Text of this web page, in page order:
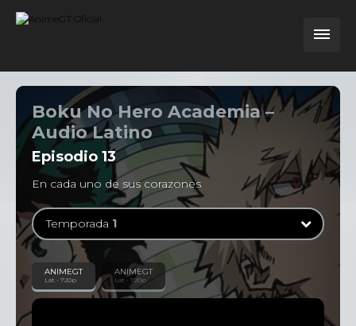
Boku No Hero Academia –
Audio Latino
Episodio 13
En cada uno de sus corazones
Temporada 1
Temporada
13 Episodios
ANIMEGT
Lat - 720p
ANIMEGT
Lat - 720p